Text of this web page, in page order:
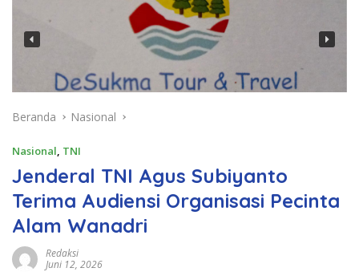
Beranda Nasional
Nasional, TNI
Jenderal TNI Agus Subiyanto
Terima Audiensi Organisasi Pecinta
Alam Wanadri
Redaksi
Juni 12, 2026